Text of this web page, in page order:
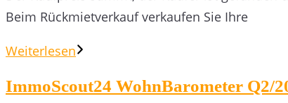
Beim Rückmietverkauf verkaufen Sie Ihre
Weiterlesen
ImmoScout24 WohnBarometer Q2/